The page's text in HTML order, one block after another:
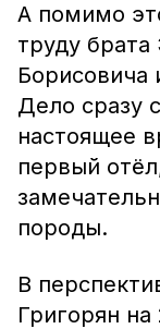
А помимо
труду
Борисовича
Дело сразу
настоящее
первый
породы.
В
Григорян